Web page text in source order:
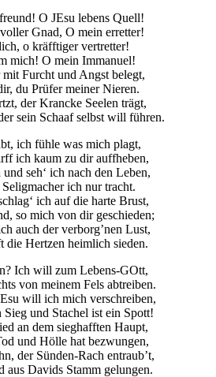
O JEsu lebens Quell!
Gnad, O mein erretter!
o kräfftiger vertretter!
mich! O mein Immanuel!
mit Furcht und Angst belegt,
du Prüfer meiner Nieren.
der Krancke Seelen trägt,
sein Schaaf selbst will führen.
ich fühle was mich plagt,
ich kaum zu dir auffheben,
seh‘ ich nach den Leben,
ich nur tracht.
ich auf die harte Brust,
so mich von dir geschieden;
auch der verborg’nen Lust,
die Hertzen heimlich sieden.
Ich will zum Lebens-GOtt,
von meinem Fels abtreiben.
will ich mich verschreiben,
und Stachel ist ein Spott!
an dem sieghafften Haupt,
und Hölle hat bezwungen,
der Sünden-Rach entraub’t,
aus Davids Stamm gelungen.